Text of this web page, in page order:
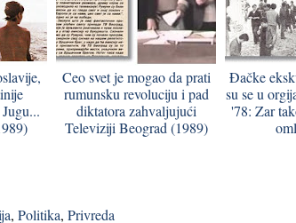
Ceo svet je mogao da prati
rumunsku revoluciju i pad
diktatora zahvaljujući
Televiziji Beograd (1989)
Đačke
su se u
'78: Zar
, Politika, Privreda